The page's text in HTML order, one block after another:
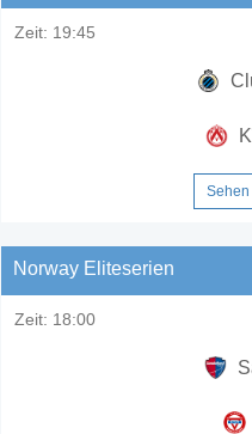
Zeit: 19:45
Sehen
Norway Eliteserien
Zeit: 18:00